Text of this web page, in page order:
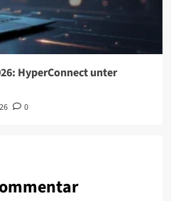
HyperConnect unter
0